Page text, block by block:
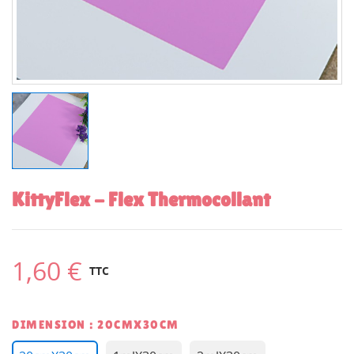
KittyFlex - Flex Thermocollant
1,60 € TTC
DIMENSION : 20CMX30CM